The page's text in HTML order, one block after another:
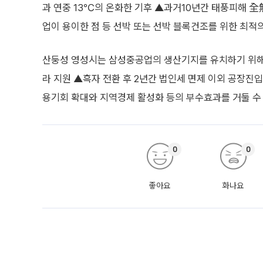
과 연중 13℃의 온화한 기후 ▲과거10년간 태풍피해
업이 용이한 점 등 선박 또는 선박 블록건조를 위한 최
산둥성 영성시는 삼성중공업의 생산기지를 유치하기
라 지원 ▲흑자 전환 후 2년간 법인세 면제 이외 공장진
용기회 확대와 지역경제 활성화 등의 부수효과를 거둘
좋아요
0
화나요
0